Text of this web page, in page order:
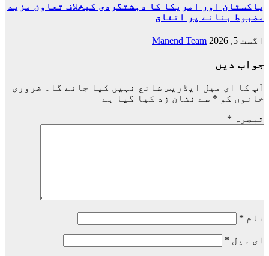
پاکستان اور امریکا کا دہشتگردی کیخلاف تعاون مزید
مضبوط بنانے پر اتفاق
اگست 5, 2026 Manend Team
جواب دیں
آپ کا ای میل ایڈریس شائع نہیں کیا جائے گا۔
ضروری
خانوں کو * سے نشان زد کیا گیا ہے
تبصرہ *
نام *
ای میل *